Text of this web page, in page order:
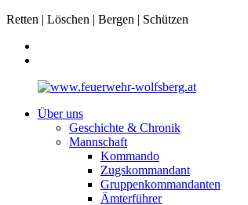
Retten | Löschen | Bergen | Schützen
Über uns
Geschichte & Chronik
Mannschaft
Kommando
Zugskommandant
Gruppenkommandanten
Ämterführer